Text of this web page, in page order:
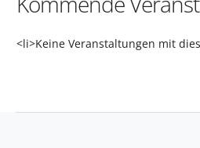
<li>Keine Veranstaltungen mit